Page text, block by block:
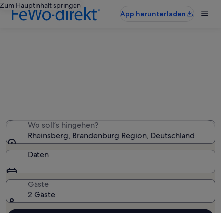
Zum Hauptinhalt springen
App herunterladen
Wo soll’s hingehen?
Rheinsberg, Brandenburg Region, Deutschland
Daten
Gäste
2 Gäste